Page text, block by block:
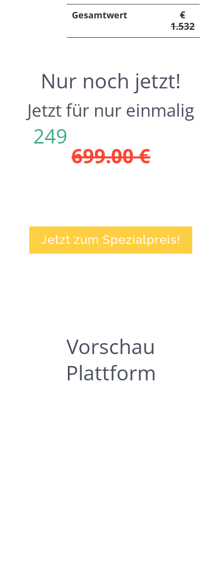
Gesamtwert
€
1.532
Nur noch jetzt!
Jetzt für nur einmalig
249
699.00 €
Jetzt zum Spezialpreis!
Vorschau
Plattform